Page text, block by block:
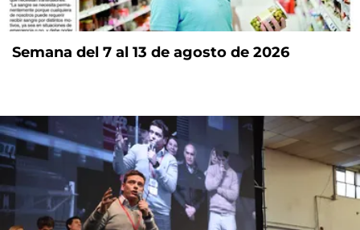
Semana del 7 al 13 de agosto de 2026